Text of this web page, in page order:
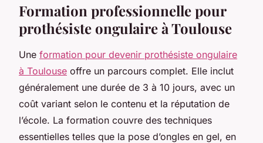
Formation professionnelle pour
prothésiste ongulaire à Toulouse
Une formation pour devenir prothésiste ongulaire
à Toulouse offre un parcours complet. Elle inclut
généralement une durée de 3 à 10 jours, avec un
coût variant selon le contenu et la réputation de
l’école. La formation couvre des techniques
essentielles telles que la pose d’ongles en gel, en